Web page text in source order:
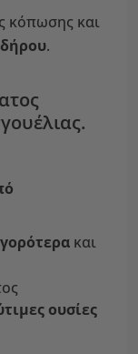
κόπωσης και
.
και
ουσίες